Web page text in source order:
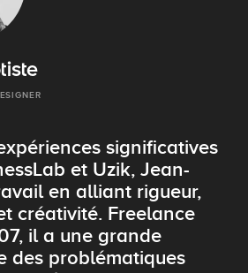
significatives
et Uzik, Jean-
en alliant rigueur,
créativité. Freelance
il a une grande
des problématiques